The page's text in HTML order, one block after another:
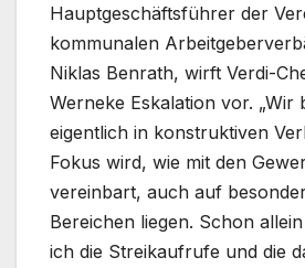
Hauptgeschäftsführer der
kommunalen
Niklas Benrath, wirft Verdi-
Werneke Eskalation vor. „Wir
eigentlich in konstruktiven
Fokus wird, wie mit den
vereinbart, auch auf
Bereichen liegen. Schon
ich die Streikaufrufe und die